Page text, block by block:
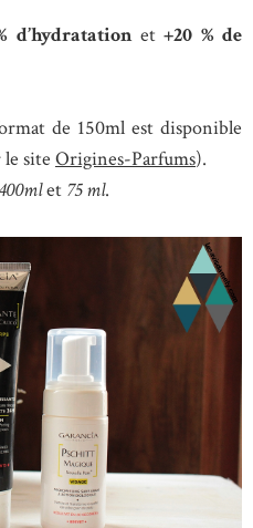
d’hydratationet+20 % de
de 150ml est disponible
site Origines-Parfums).
400mlet 75 ml.